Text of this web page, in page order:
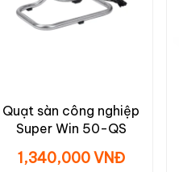
Quạt sàn công nghiệp
Super Win 50-QS
1,340,000 VNĐ